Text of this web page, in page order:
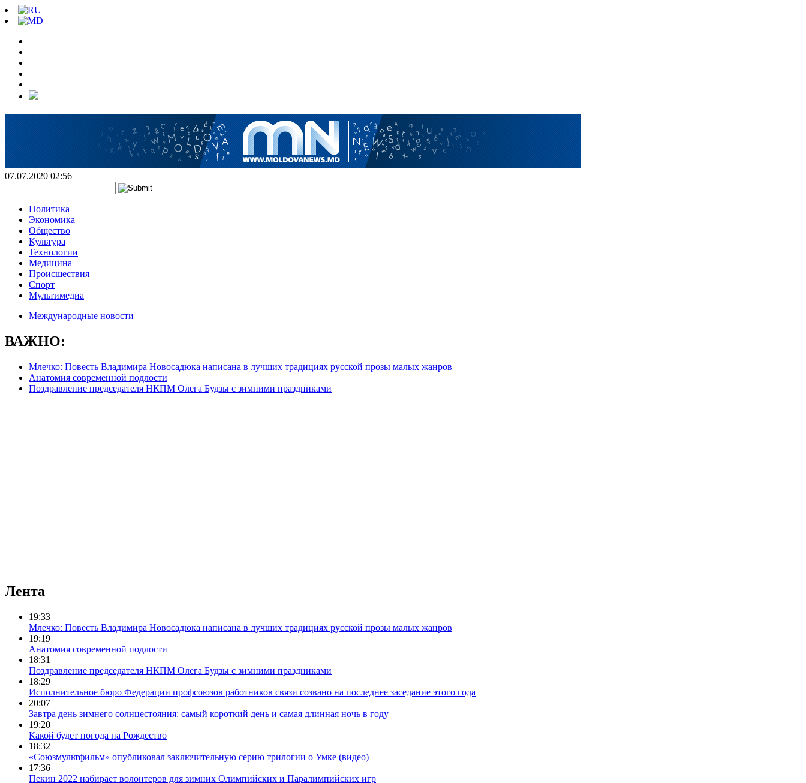
07.07.2020 02:56
Политика
Экономика
Общество
Культура
Технологии
Медицина
Происшествия
Спорт
Мультимедиа
Международные новости
ВАЖНО:
Млечко: Повесть Владимира Новосадюка написана в лучших традициях русской прозы малых жанров
Анатомия современной подлости
Поздравление председателя НКПМ Олега Будзы с зимними праздниками
Лента
19:33
Млечко: Повесть Владимира Новосадюка написана в лучших традициях русской прозы малых жанров
19:19
Анатомия современной подлости
18:31
Поздравление председателя НКПМ Олега Будзы с зимними праздниками
18:29
Исполнительное бюро Федерации профсоюзов работников связи созвано на последнее заседание этого года
20:07
Завтра день зимнего солнцестояния: самый короткий день и самая длинная ночь в году
19:20
Какой будет погода на Рождество
18:32
«Союзмультфильм» опубликовал заключительную серию трилогии о Умке (видео)
17:36
Пекин 2022 набирает волонтеров для зимних Олимпийских и Паралимпийских игр